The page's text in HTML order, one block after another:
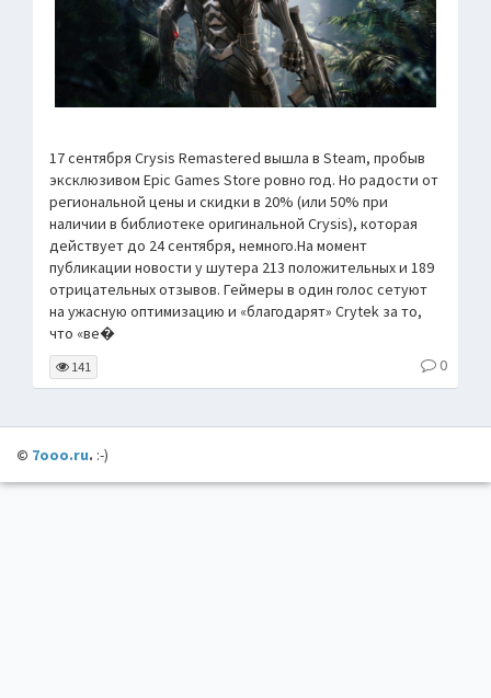
17 сентября Crysis Remastered вышла в Steam, пробыв
эксклюзивом Epic Games Store ровно год. Но радости от
региональной цены и скидки в 20% (или 50% при
наличии в библиотеке оригинальной Crysis), которая
действует до 24 сентября, немного.На момент
публикации новости у шутера 213 положительных и 189
отрицательных отзывов. Геймеры в один голос сетуют
на ужасную оптимизацию и «благодарят» Crytek за то,
что «ве�
141 0
© 7ooo.ru. :-)